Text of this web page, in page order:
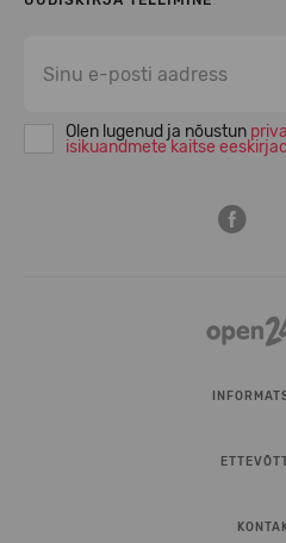
Olen lugenud ja nõustun
isikuandmete kaitse